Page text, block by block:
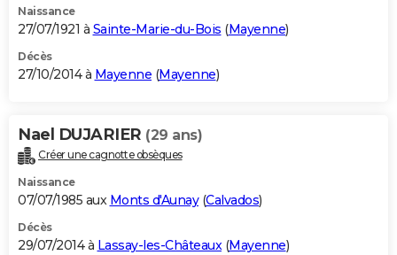
Naissance
27/07/1921 à Sainte-Marie-du-Bois (Mayenne)
Décès
27/10/2014 à Mayenne (Mayenne)
Nael DUJARIER (29 ans)
Créer une cagnotte obsèques
Naissance
07/07/1985 aux Monts d'Aunay(Calvados)
Décès
29/07/2014 à Lassay-les-Châteaux(Mayenne)